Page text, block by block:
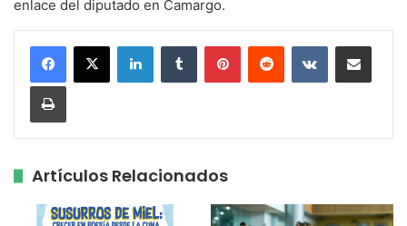
enlace del diputado en Camargo.
LinkedInTumblr PinterestReddit VKontakteShare via Email
Print
Artículos Relacionados